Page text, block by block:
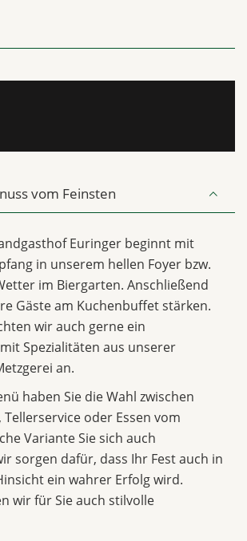
vom Feinsten
Euringer beginnt mit
in unserem hellen Foyer bzw.
im Biergarten. Anschließend
Gäste am Kuchenbuffet stärken.
wir auch gerne ein
Spezialitäten aus unserer
an.
haben Sie die Wahl zwischen
oder Essen vom
Variante Sie sich auch
sorgen dafür, dass Ihr Fest auch in
ein wahrer Erfolg wird.
wir für Sie auch stilvolle